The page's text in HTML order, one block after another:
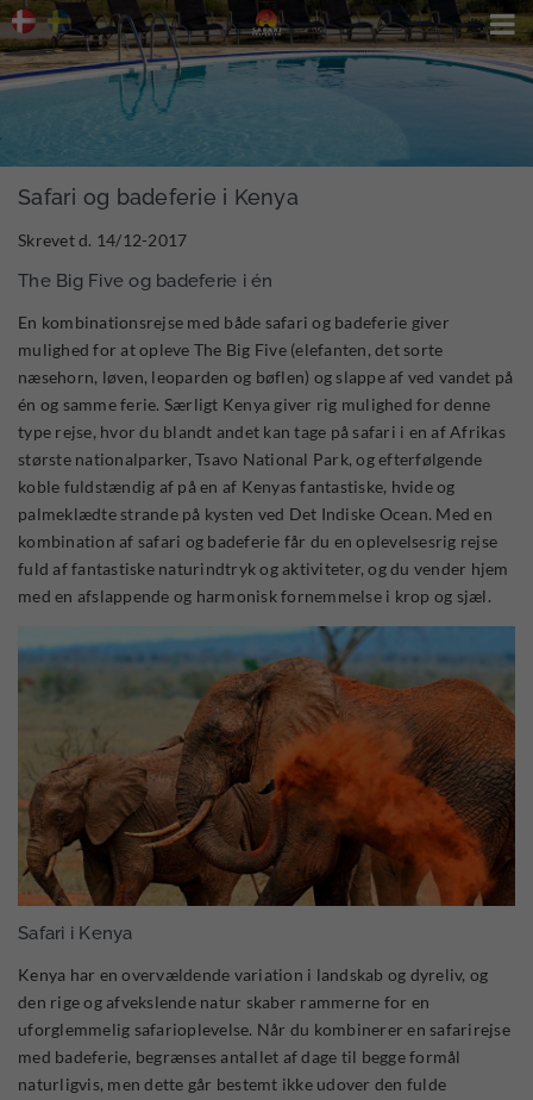

Safari og badeferie i Kenya
Skrevet d. 14/12-2017
The Big Five og badeferie i én
En kombinationsrejse med både safari og badeferie giver
mulighed for at opleve The Big Five (elefanten, det sorte
næsehorn, løven, leoparden og bøflen) og slappe af ved vandet på
én og samme ferie. Særligt Kenya giver rig mulighed for denne
type rejse, hvor du blandt andet kan tage på safari i en af Afrikas
største nationalparker, Tsavo National Park, og efterfølgende
koble fuldstændig af på en af Kenyas fantastiske, hvide og
palmeklædte strande på kysten ved Det Indiske Ocean. Med en
kombination af safari og badeferie får du en oplevelsesrig rejse
fuld af fantastiske naturindtryk og aktiviteter, og du vender hjem
med en afslappende og harmonisk fornemmelse i krop og sjæl.
Safari i Kenya
Kenya har en overvældende variation i landskab og dyreliv, og
den rige og afvekslende natur skaber rammerne for en
uforglemmelig safarioplevelse. Når du kombinerer en safarirejse
med badeferie, begrænses antallet af dage til begge formål
naturligvis, men dette går bestemt ikke udover den fulde